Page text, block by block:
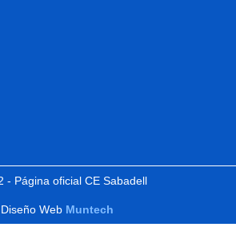
- Página oficial CE Sabadell
Diseño Web Muntech